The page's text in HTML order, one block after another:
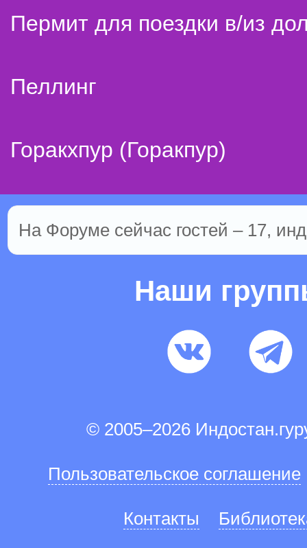
Пермит для поездки в/из
Пеллинг
Горакхпур (Горакпур)
На Форуме сейчас гостей – 17,
Наши
© 2005–2026
Пользовательское соглашение
Контакты